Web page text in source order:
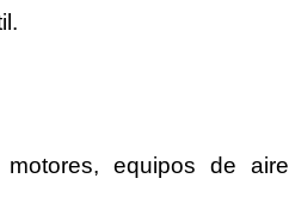
equipos de aire